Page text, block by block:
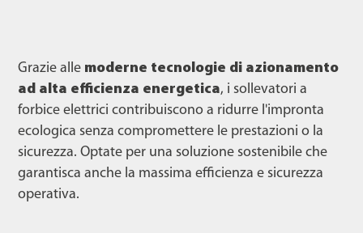
Grazie alle moderne tecnologie di azionamento
ad alta efficienza energetica, i sollevatori a
forbice elettrici contribuiscono a ridurre l'impronta
ecologica senza compromettere le prestazioni o la
sicurezza. Optate per una soluzione sostenibile che
garantisca anche la massima efficienza e sicurezza
operativa.